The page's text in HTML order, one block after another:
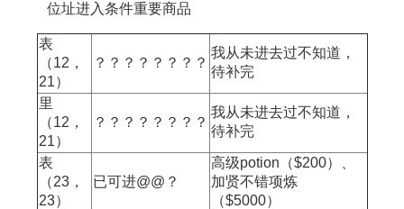
位址进入条件重要商品
表
（12，
21）
？？？？？？？？
我从未进去过不知道，
待补完
里
（12，
21）
？？？？？？？？
我从未进去过不知道，
待补完
表
（23，
23）
已可进@@？
高级potion（$200）、
加贤不错项炼
（$5000）